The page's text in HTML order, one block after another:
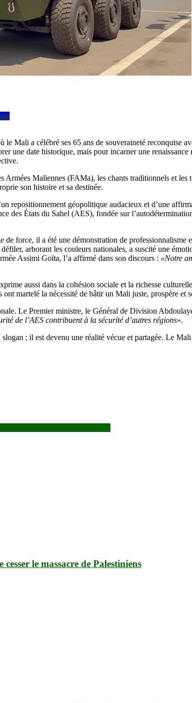
Mali a célébré ses 65 ans de souveraineté reconquise
une date historique, mais pour incarner une
Armées Maliennes (FAMa), les chants traditionnels et
son histoire et sa destinée.
repositionnement géopolitique audacieux et d’une
des États du Sahel (AES), fondée sur
force, il a été une démonstration de professionnalisme
arborant les couleurs nationales, a suscité une
Assimi Goïta, l’a affirmé dans son discours : «Notre
aussi dans la cohésion sociale et la richesse
martelé la nécessité de bâtir un Mali juste, prospère et
Le Premier ministre, le Général de Division
de l’AES contribuent à la sécurité d’autres régions».
; il est devenu une réalité vécue et partagée. Le
le massacre de Palestiniens